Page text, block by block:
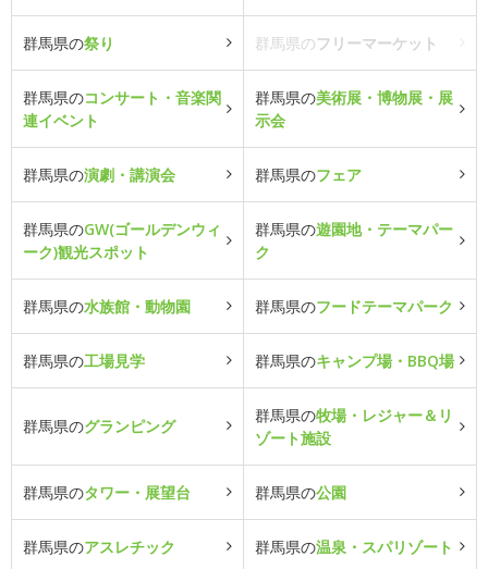
群馬県の祭り 群馬県のフリーマーケット
群馬県のコンサート・音楽関
連イベント
群馬県の美術展・博物展・展
示会
群馬県の演劇・講演会 群馬県のフェア
群馬県のGW(ゴールデンウィ
ーク)観光スポット
群馬県の遊園地・テーマパー
ク
群馬県の水族館・動物園 群馬県のフードテーマパーク
群馬県の工場見学 群馬県のキャンプ場・BBQ場
群馬県のグランピング
群馬県の牧場・レジャー＆リ
ゾート施設
群馬県のタワー・展望台 群馬県の公園
群馬県のアスレチック 群馬県の温泉・スパリゾート